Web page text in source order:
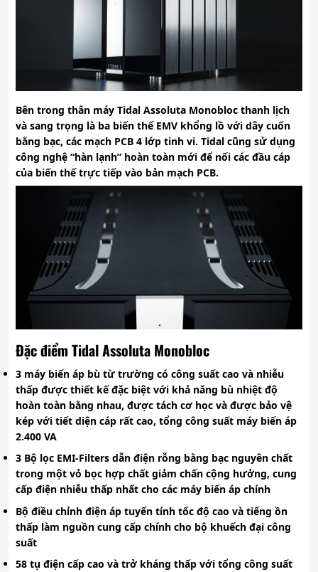
Bên trong thân máy Tidal Assoluta Monobloc thanh lịch
và sang trọng là ba biến thế EMV khổng lồ với dây cuốn
bằng bạc, các mạch PCB 4 lớp tinh vi. Tidal cũng sử dụng
công nghệ “hàn lạnh” hoàn toàn mới để nối các đầu cáp
của biến thế trực tiếp vào bản mạch PCB.
Đặc điểm Tidal Assoluta Monobloc
3 máy biến áp bù từ trường có công suất cao và nhiễu
thấp được thiết kế đặc biệt với khả năng bù nhiệt độ
hoàn toàn bằng nhau, được tách cơ học và được bảo vệ
kép với tiết diện cáp rất cao, tổng công suất máy biến áp
2.400 VA
3 Bộ lọc EMI-Filters dẫn điện rỗng bằng bạc nguyên chất
trong một vỏ bọc hợp chất giảm chấn cộng hưởng, cung
cấp điện nhiễu thấp nhất cho các máy biến áp chính
Bộ điều chỉnh điện áp tuyến tính tốc độ cao và tiếng ồn
thấp làm nguồn cung cấp chính cho bộ khuếch đại công
suất
58 tụ điện cấp cao và trở kháng thấp với tổng công suất